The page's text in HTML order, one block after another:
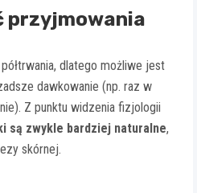
przyjmowania
dlatego możliwe jest
dawkowanie (np. raz w
Z punktu widzenia fizjologii
są zwykle bardziej naturalne,
skórnej.